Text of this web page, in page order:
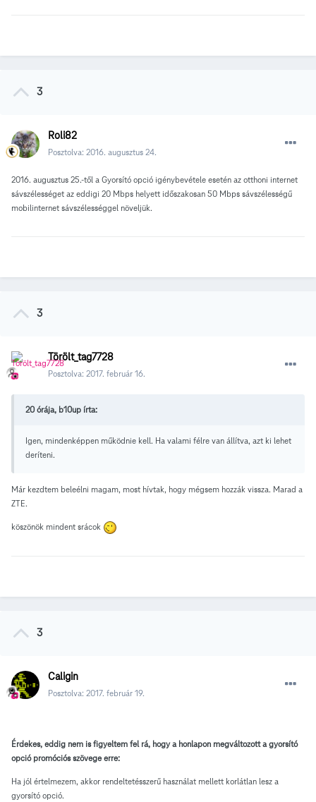
3
Roli82
Posztolva: 2016. augusztus 24.
2016. augusztus 25.-től a Gyorsító opció igénybevétele esetén az otthoni internet
sávszélességet az eddigi 20 Mbps helyett időszakosan 50 Mbps sávszélességű
mobilinternet sávszélességgel növeljük.
3
Törölt_tag7728
Posztolva: 2017. február 16.
20 órája, b10up írta:
Igen, mindenképpen működnie kell. Ha valami félre van állítva, azt ki lehet
deríteni.
Már kezdtem beleélni magam, most hívtak, hogy mégsem hozzák vissza. Marad a
ZTE.
köszönök mindent srácok
3
Caligin
Posztolva: 2017. február 19.
Érdekes, eddig nem is figyeltem fel rá, hogy a honlapon megváltozott a gyorsító
opció promóciós szövege erre:
Ha jól értelmezem, akkor rendeltetésszerű használat mellett korlátlan lesz a
gyorsító opció.